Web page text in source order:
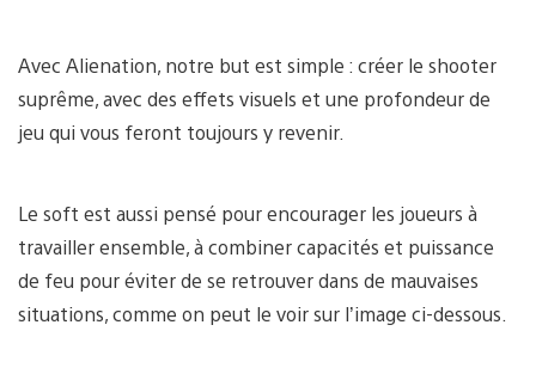
Avec Alienation, notre but est simple : créer le shooter
suprême, avec des effets visuels et une profondeur de
jeu qui vous feront toujours y revenir.
Le soft est aussi pensé pour encourager les joueurs à
travailler ensemble, à combiner capacités et puissance
de feu pour éviter de se retrouver dans de mauvaises
situations, comme on peut le voir sur l’image ci-dessous.